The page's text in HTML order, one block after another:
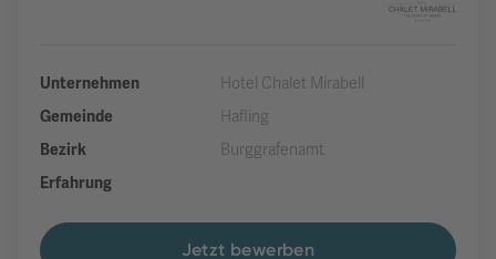
Unternehmen
Hotel Chalet Mirabell
Gemeinde
Hafling
Bezirk
Burggrafenamt
Erfahrung
Jetzt bewerben